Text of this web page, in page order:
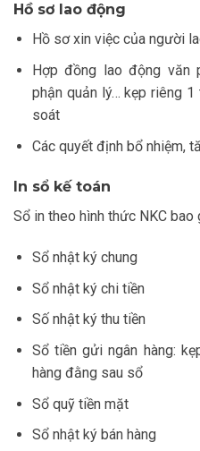
Hồ sơ lao động
Hồ sơ xin việc của người
Hợp đồng lao động văn
phận quản lý… kẹp riêng
soát
Các quyết định bổ nhiệm,
In sổ kế toán
Sổ in theo hình thức NKC bao
Sổ nhật ký chung
Sổ nhật ký chi tiền
Số nhật ký thu tiền
Sổ tiền gửi ngân hàng:
hàng đằng sau sổ
Sổ quỹ tiền mặt
Sổ nhật ký bán hàng